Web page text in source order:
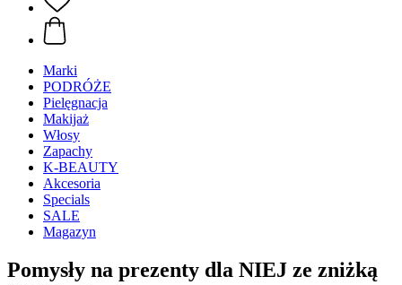
Marki
PODRÓŻE
Pielęgnacja
Makijaż
Włosy
Zapachy
K-BEAUTY
Akcesoria
Specials
SALE
Magazyn
Pomysły na prezenty dla NIEJ ze zniżką